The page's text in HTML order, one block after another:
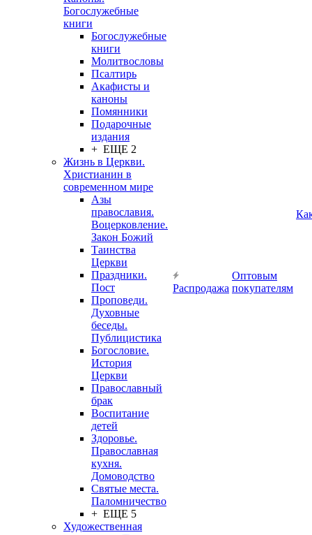
Богослужебные
книги
Богослужебные
книги
Молитвословы
Псалтирь
Акафисты и
каноны
Помянники
Подарочные
издания
+ ЕЩЕ 2
Жизнь в Церкви.
Христианин в
современном мире
Азы
православия.
Воцерковление.
Закон Божий
Таинства
Церкви
Праздники.
Пост
Проповеди.
Духовные
беседы.
Публицистика
Богословие.
История
Церкви
Православный
брак
Воспитание
детей
Здоровье.
Православная
кухня.
Домоводство
Святые места.
Паломничество
+ ЕЩЕ 5
Художественная
Распродажа
Оптовым
покупателям